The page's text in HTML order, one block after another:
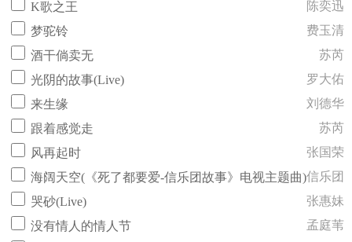
K歌之王
陈奕迅
梦驼铃
费玉清
酒干倘卖无
苏芮
光阴的故事(Live)
罗大佑
来生缘
刘德华
跟着感觉走
苏芮
风再起时
张国荣
海阔天空(《死了都要爱-信乐团故事》电视主题曲)信乐团
哭砂(Live)
张惠妹
没有情人的情人节
孟庭苇